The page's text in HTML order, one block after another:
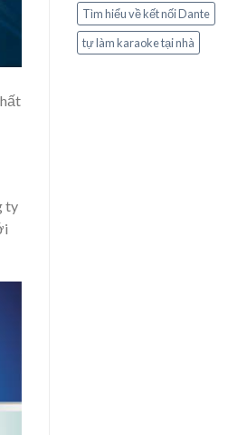
ty
Tìm hiểu về kết nối Dante
tự làm karaoke tại nhà